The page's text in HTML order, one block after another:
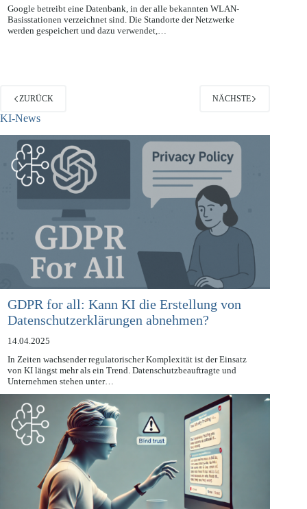
17.11.2011
Google betreibt eine Datenbank, in der alle bekannten WLAN-
Basisstationen verzeichnet sind. Die Standorte der Netzwerke
ZURÜCK
KI-News
GDPR for all: Kann KI die Erstellung von
Datenschutzerklärungen abnehmen?
14.04.2025
In Zeiten wachsender regulatorischer Komplexität ist der Einsatz
von KI längst mehr als ein Trend. Datenschutzbeauftragte und
Unternehmen stehen unter…